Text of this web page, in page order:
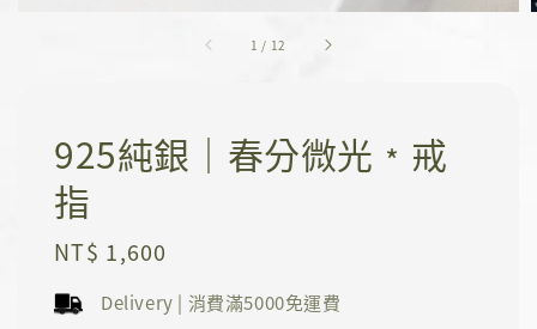
1 / 12
925純銀｜春分微光﹡戒
指
Regular
NT$ 1,600
Delivery | 消費滿5000免運費